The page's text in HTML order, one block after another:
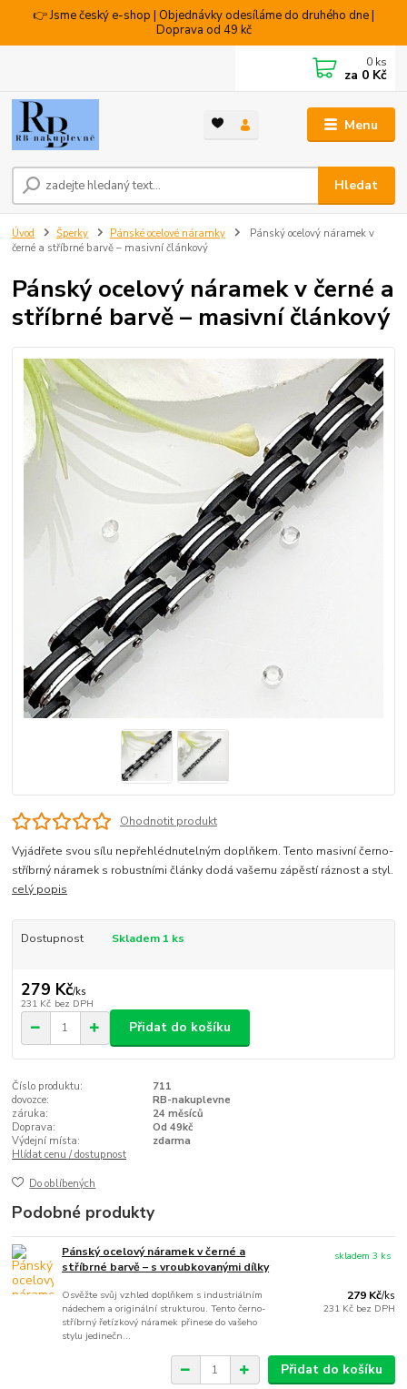
👉 Jsme český e-shop | Objednávky odesíláme do druhého dne |
Doprava od 49 kč
Menu
Hledat
0 ks
za 0 Kč
Úvod Šperky Pánské ocelové náramky
Pánský ocelový náramek v
černé a stříbrné barvě – masivní článkový
Pánský ocelový náramek v černé a
stříbrné barvě – masivní článkový
Ohodnotit produkt
Vyjádřete svou sílu nepřehlédnutelným doplňkem. Tento masivní černo-
stříbrný náramek s robustními články dodá vašemu zápěstí ráznost a styl.
celý popis
Dostupnost Skladem 1 ks
279 Kč/ks
231 Kč bez DPH
Přidat do košíku
Číslo produktu:
711
dovozce:
RB-nakuplevne
záruka:
24 měsíců
Doprava:
Od 49kč
Výdejní místa:
zdarma
Hlídat cenu / dostupnost
Do oblíbených
Podobné produkty
Pánský ocelový náramek v černé a
stříbrné barvě – s vroubkovanými dílky
Osvěžte svůj vzhled doplňkem s industriálním
nádechem a originální strukturou. Tento černo-
stříbrný řetízkový náramek přinese do vašeho
stylu jedinečn...
279 Kč/ks
231 Kč bez DPH
skladem 3 ks
Přidat do košíku